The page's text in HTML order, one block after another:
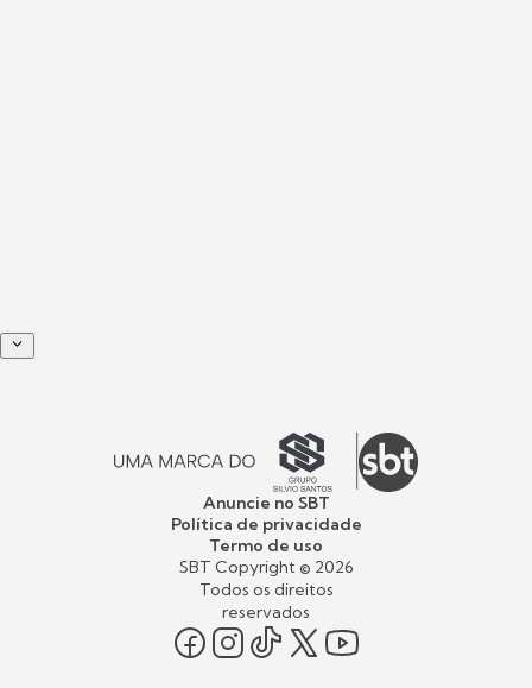
Anuncie no SBT
Política de privacidade
Termo de uso
SBT Copyright © 2026
Todos os direitos
reservados